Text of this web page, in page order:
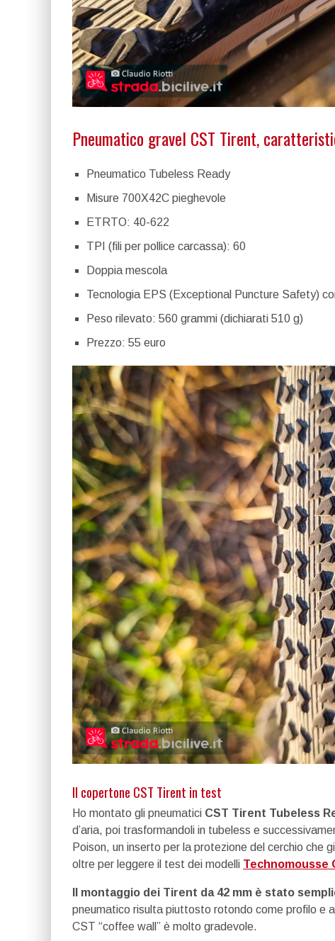
Pneumatico gravel CST Tirent,
Pneumatico Tubeless Ready
Misure 700X42C pieghevole
ETRTO: 40-622
TPI (fili per pollice carcassa): 60
Doppia mescola
Tecnologia EPS (Exceptional Puncture Safety)
Peso rilevato: 560 grammi (dichiarati 510 g)
Prezzo: 55 euro
Il copertone CST Tirent in test
Ho montato gli pneumatici CST Tirent Tubeless
d’aria, poi trasformandoli in tubeless e
Poison, un inserto per la protezione del cerchio che
oltre per leggere il test dei modelli Technomousse
Il montaggio dei Tirent da 42 mm è stato
pneumatico risulta piuttosto rotondo come profilo e
CST “coffee wall” è molto gradevole.